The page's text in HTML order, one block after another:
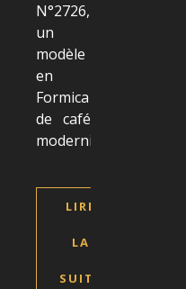
N°2726,
un
modèle
en
Formica
de café
modernisé.
LIRE
LA
SUITE